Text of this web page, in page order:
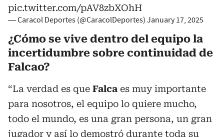
pic.twitter.com/pAV8zbXOhH
— Caracol Deportes (@CaracolDeportes) January 17, 2025
¿Cómo se vive dentro del equipo la
incertidumbre sobre continuidad de
Falcao?
“La verdad es que Falca es muy importante
para nosotros, el equipo lo quiere mucho,
todo el mundo, es una gran persona, un gran
jugador y así lo demostró durante toda su